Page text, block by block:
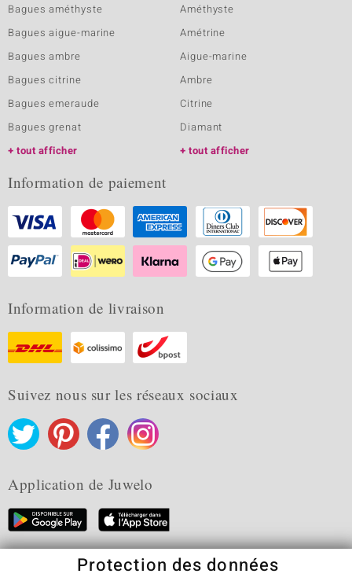
Bagues améthyste
Bagues aigue-marine
Bagues ambre
Bagues citrine
Bagues emeraude
Bagues grenat
tout afficher
Améthyste
Amétrine
Aigue-marine
Ambre
Citrine
Diamant
tout afficher
Information de paiement
Information de livraison
Suivez nous sur les réseaux sociaux
Application de Juwelo
CGV Protection des données
Cookies
Protection des données